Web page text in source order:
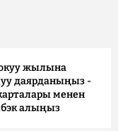
жылына
даярданыңыз -
менен
алыңыз